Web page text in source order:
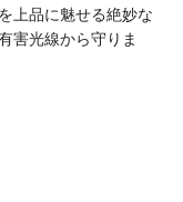
上品に魅せる絶妙な
害光線から守りま